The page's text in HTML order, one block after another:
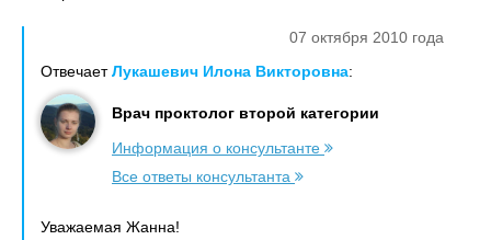
07 октября 2010 года
ОтвечаетЛукашевич Илона Викторовна:
Врач проктолог второй категории
Информация о консультанте
Все ответы консультанта
Уважаемая Жанна!